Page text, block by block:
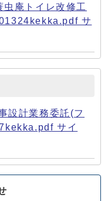
庵トイレ改修工
サ
設計業務委託(フ
サイ